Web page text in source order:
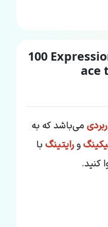
100
ace
می‌باشد که به
ورایتینگ با
کنید.